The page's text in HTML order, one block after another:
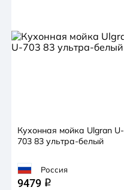
Кухонная мойка Ulgran U-
703 83 ультра-белый
Россия
9479 q